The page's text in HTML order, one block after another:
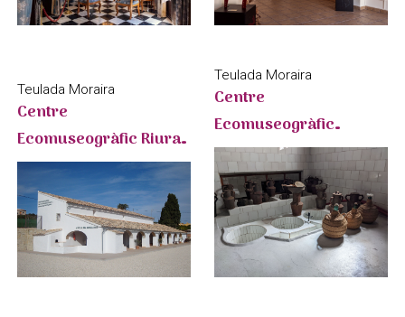
Teulada Moraira
Centre
Ecomuseogràfic Riurau
- CEMROQT
Teulada Moraira
Centre
Ecomuseogràfic
l'Almàssera - CEMROQT